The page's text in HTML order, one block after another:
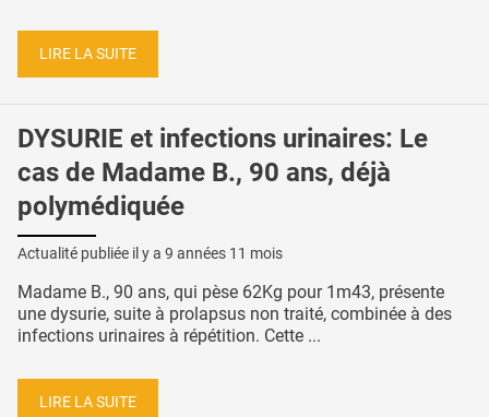
LIRE LA SUITE
DYSURIE et infections urinaires: Le
cas de Madame B., 90 ans, déjà
polymédiquée
Actualité publiée il y a 9 années 11 mois
Madame B., 90 ans, qui pèse 62Kg pour 1m43, présente
une dysurie, suite à prolapsus non traité, combinée à des
infections urinaires à répétition. Cette ...
LIRE LA SUITE